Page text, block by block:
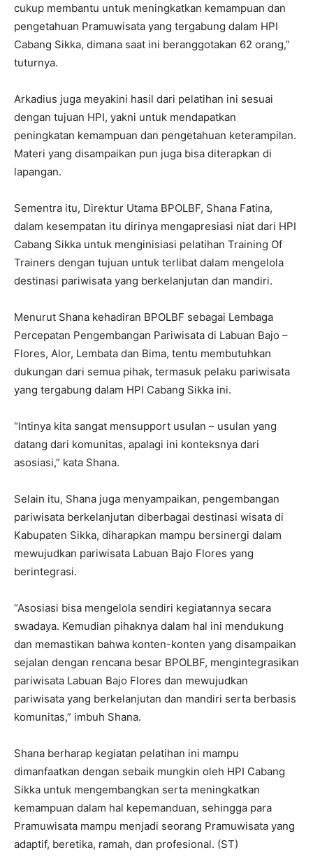
cukup membantu untuk meningkatkan kemampuan dan
pengetahuan Pramuwisata yang tergabung dalam HPI
Cabang Sikka, dimana saat ini beranggotakan 62 orang,”
tuturnya.
Arkadius juga meyakini hasil dari pelatihan ini sesuai
dengan tujuan HPI, yakni untuk mendapatkan
peningkatan kemampuan dan pengetahuan keterampilan.
Materi yang disampaikan pun juga bisa diterapkan di
lapangan.
Sementra itu, Direktur Utama BPOLBF, Shana Fatina,
dalam kesempatan itu dirinya mengapresiasi niat dari HPI
Cabang Sikka untuk menginisiasi pelatihan Training Of
Trainers dengan tujuan untuk terlibat dalam mengelola
destinasi pariwisata yang berkelanjutan dan mandiri.
Menurut Shana kehadiran BPOLBF sebagai Lembaga
Percepatan Pengembangan Pariwisata di Labuan Bajo –
Flores, Alor, Lembata dan Bima, tentu membutuhkan
dukungan dari semua pihak, termasuk pelaku pariwisata
yang tergabung dalam HPI Cabang Sikka ini.
“Intinya kita sangat mensupport usulan – usulan yang
datang dari komunitas, apalagi ini konteksnya dari
asosiasi,” kata Shana.
Selain itu, Shana juga menyampaikan, pengembangan
pariwisata berkelanjutan diberbagai destinasi wisata di
Kabupaten Sikka, diharapkan mampu bersinergi dalam
mewujudkan pariwisata Labuan Bajo Flores yang
berintegrasi.
“Asosiasi bisa mengelola sendiri kegiatannya secara
swadaya. Kemudian pihaknya dalam hal ini mendukung
dan memastikan bahwa konten-konten yang disampaikan
sejalan dengan rencana besar BPOLBF, mengintegrasikan
pariwisata Labuan Bajo Flores dan mewujudkan
pariwisata yang berkelanjutan dan mandiri serta berbasis
komunitas,” imbuh Shana.
Shana berharap kegiatan pelatihan ini mampu
dimanfaatkan dengan sebaik mungkin oleh HPI Cabang
Sikka untuk mengembangkan serta meningkatkan
kemampuan dalam hal kepemanduan, sehingga para
Pramuwisata mampu menjadi seorang Pramuwisata yang
adaptif, beretika, ramah, dan profesional. (ST)